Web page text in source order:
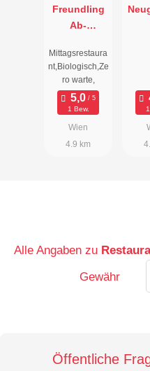
Freundling
Ab-
e
Mittagsrestaura
nt,Biologisch,Ze
ro warte,
1 Bew.
Wien
4.9 km
Alle Angaben zu
Gewähr
Öffentliche